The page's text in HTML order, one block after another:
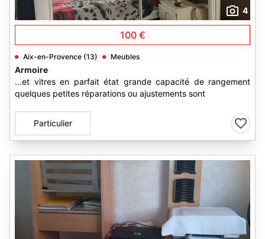
4
100 €
Aix-en-Provence (13) Meubles
Armoire
...et vitres en parfait état grande capacité de rangement
quelques petites réparations ou ajustements sont
Particulier